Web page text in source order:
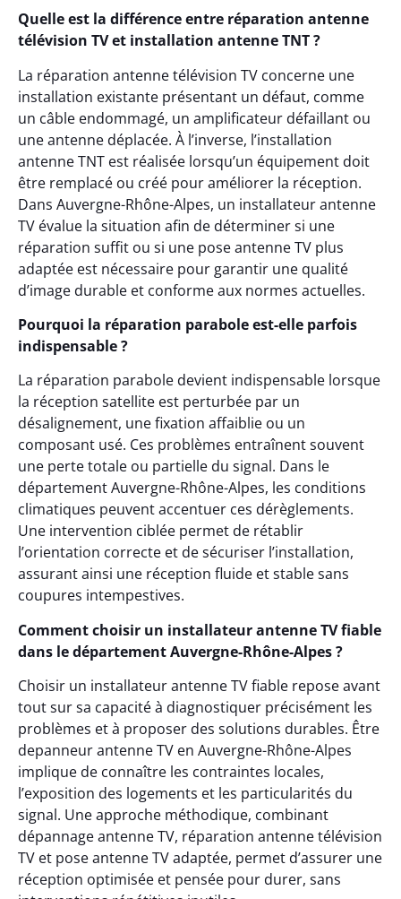
Quelle est la différence entre réparation antenne
télévision TV et installation antenne TNT ?
La réparation antenne télévision TV concerne une
installation existante présentant un défaut, comme
un câble endommagé, un amplificateur défaillant ou
une antenne déplacée. À l’inverse, l’installation
antenne TNT est réalisée lorsqu’un équipement doit
être remplacé ou créé pour améliorer la réception.
Dans Auvergne-Rhône-Alpes, un installateur antenne
TV évalue la situation afin de déterminer si une
réparation suffit ou si une pose antenne TV plus
adaptée est nécessaire pour garantir une qualité
d’image durable et conforme aux normes actuelles.
Pourquoi la réparation parabole est-elle parfois
indispensable ?
La réparation parabole devient indispensable lorsque
la réception satellite est perturbée par un
désalignement, une fixation affaiblie ou un
composant usé. Ces problèmes entraînent souvent
une perte totale ou partielle du signal. Dans le
département Auvergne-Rhône-Alpes, les conditions
climatiques peuvent accentuer ces dérèglements.
Une intervention ciblée permet de rétablir
l’orientation correcte et de sécuriser l’installation,
assurant ainsi une réception fluide et stable sans
coupures intempestives.
Comment choisir un installateur antenne TV fiable
dans le département Auvergne-Rhône-Alpes ?
Choisir un installateur antenne TV fiable repose avant
tout sur sa capacité à diagnostiquer précisément les
problèmes et à proposer des solutions durables. Être
depanneur antenne TV en Auvergne-Rhône-Alpes
implique de connaître les contraintes locales,
l’exposition des logements et les particularités du
signal. Une approche méthodique, combinant
dépannage antenne TV, réparation antenne télévision
TV et pose antenne TV adaptée, permet d’assurer une
réception optimisée et pensée pour durer, sans